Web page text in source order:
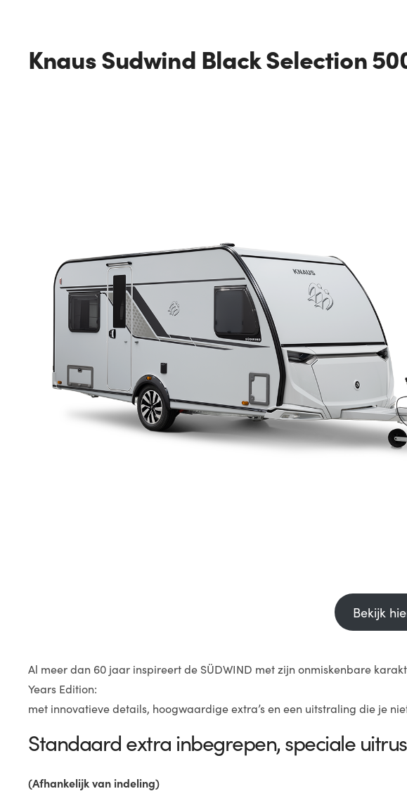
Knaus Sudwind Black Selection
Bekijk
Al meer dan 60 jaar inspireert de SÜDWIND met zijn onmiskenbare
Years Edition:
met innovatieve details, hoogwaardige extra’s en een uitstraling die je
Standaard extra inbegrepen, speciale
(Afhankelijk van indeling)